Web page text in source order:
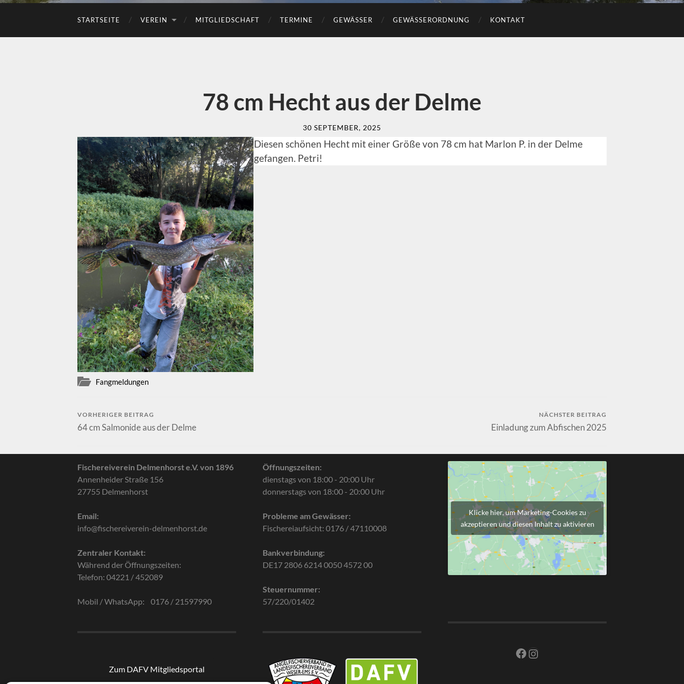
STARTSEITE VEREIN MITGLIEDSCHAFT TERMINE GEWÄSSER GEWÄSSERORDNUNG KONTAKT
78 cm Hecht aus der Delme
30 SEPTEMBER, 2025
Diesen schönen Hecht mit einer Größe von 78 cm hat Marlon P. in der Delme
gefangen. Petri!
Fangmeldungen
VORHERIGER BEITRAG
64 cm Salmonide aus der Delme
NÄCHSTER BEITRAG
Einladung zum Abfischen 2025
Fischereiverein Delmenhorst e.V. von 1896
Annenheider Straße 156
27755 Delmenhorst
Email:
info@fischereiverein-delmenhorst.de
Zentraler Kontakt:
Während der Öffnungszeiten:
Telefon: 04221 / 452089
Mobil / WhatsApp: 0176 / 21597990
Zum DAFV Mitgliedsportal
Öffnungszeiten:
dienstags von 18:00 - 20:00 Uhr
donnerstags von 18:00 - 20:00 Uhr
Probleme am Gewässer:
Fischereiaufsicht: 0176 / 47110008
Bankverbindung:
DE17 2806 6214 0050 4572 00
Steuernummer:
57/220/01402
Klicke hier, um Marketing-Cookies zu
akzeptieren und diesen Inhalt zu aktivieren
Facebook
Instagram